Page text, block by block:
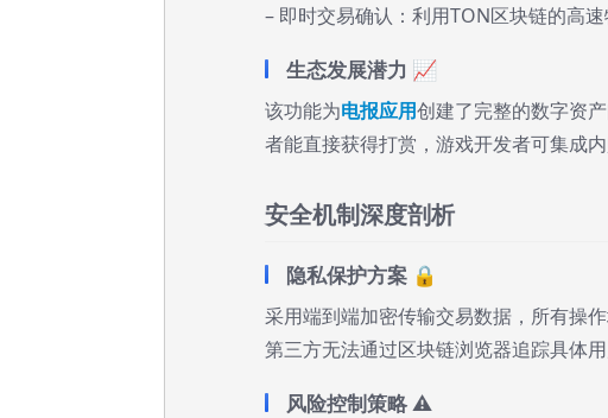
– 即时交易确认：利用TON区块链的高
生态发展潜力 📈
该功能为电报应用创建了完整的数字资
者能直接获得打赏，游戏开发者可集成
安全机制深度剖析
隐私保护方案 🔒
采用端到端加密传输交易数据，所有操
第三方无法通过区块链浏览器追踪具体
风险控制策略 ⚠️